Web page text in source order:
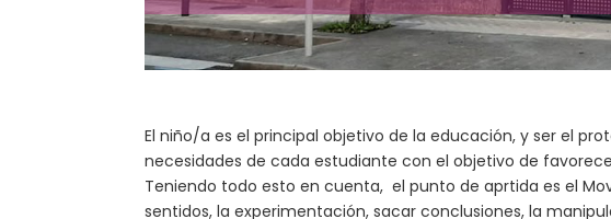
El niño/a es el principal objetivo de la educación, y ser el
necesidades de cada estudiante con el objetivo de
Teniendo todo esto en cuenta, el punto de aprtida es el
sentidos, la experimentación, sacar conclusiones, la